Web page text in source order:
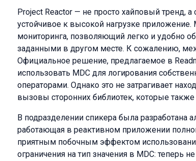
Project Reactor — не просто хайповый тренд,
устойчивое к высокой нагрузке
мониторинга, позволяющий легко и удобно
заданными в другом месте. К сожалению,
Официальное решение, предлагаемое в
использовать MDC для логирования
операторами. Однако это не затрагивает
вызовы сторонних библиотек, которые
В подразделении спикера была разработана
работающая в реактивном приложении
приятным побочным эффектом
ограничения на тип значения в MDC: теперь